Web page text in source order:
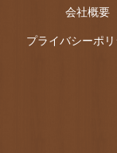
会社概要
プライバシーポ